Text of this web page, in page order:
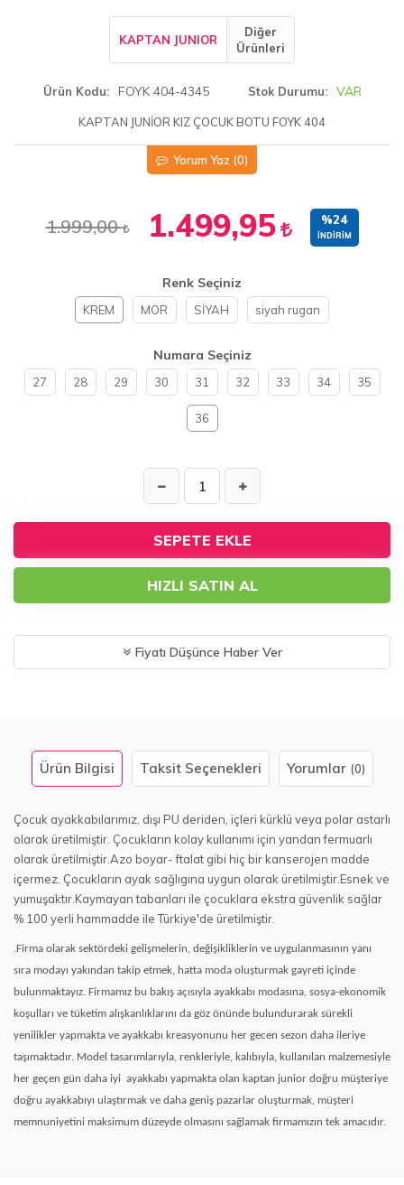
KAPTAN JUNIOR
Diğer
Ürünleri
Ürün Kodu FOYK 404-4345 Stok Durumu VAR
KAPTAN JUNİOR KIZ ÇOCUK BOTU FOYK 404
Yorum Yaz (0)
1.999,00 1.499,95 %24
İNDIRIM
Renk Seçiniz
KREM MOR SİYAH siyah rugan
Numara Seçiniz
27 28 29 30 31 32 33 34 35
36
SEPETE EKLE
HIZLI SATIN AL
Fiyatı Düşünce Haber Ver
Ürün Bilgisi Taksit Seçenekleri Yorumlar (0)
Çocuk ayakkabılarımız, dışı PU deriden, içleri kürklü veya polar astarlı
olarak üretilmiştir. Çocukların kolay kullanımı için yandan fermuarlı
olarak üretilmiştir.Azo boyar- ftalat gibi hiç bir kanserojen madde
içermez. Çocukların ayak sağlıgına uygun olarak üretilmiştir.Esnek ve
yumuşaktır.Kaymayan tabanları ile çocuklara ekstra güvenlik sağlar
% 100 yerli hammadde ile Türkiye'de üretilmiştir.
Firma olarak sektördeki gelişmelerin, değişikliklerin ve uygulanmasının yanı
sıra modayı yakından takip etmek, hatta moda oluşturmak gayreti içinde
bulunmaktayız. Firmamız bu bakış açısıyla ayakkabı modasına, sosya-ekonomik
koşulları ve tüketim alışkanlıklarını da göz önünde bulundurarak sürekli
yenilikler yapmakta ve ayakkabı kreasyonunu her gecen sezon daha ileriye
taşımaktadır. Model tasarımlarıyla, renkleriyle, kalıbıyla, kullanılan malzemesiyle
her geçen gün daha iyi ayakkabı yapmakta olan kaptan junior doğru müşteriye
doğru ayakkabıyı ulaştırmak ve daha geniş pazarlar oluşturmak, müşteri
memnuniyetini maksimum düzeyde olmasını sağlamak firmamızın tek amacıdır.